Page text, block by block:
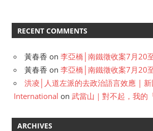
RECENT COMMENTS
黃春香 on 李亞橋│南鐵徵收案7月20
黃春香 on 李亞橋│南鐵徵收案7月20
洪凌│人道左派的去政治語言效應 |
International on 武當山｜對不起，我的
ARCHIVES